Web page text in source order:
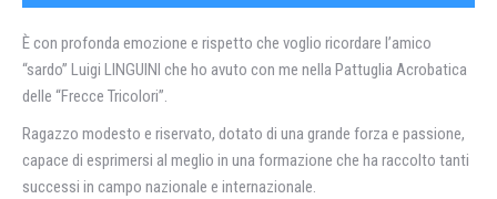
È con profonda emozione e rispetto che voglio ricordare l’amico
“sardo” Luigi LINGUINI che ho avuto con me nella Pattuglia Acrobatica
delle “Frecce Tricolori”.
Ragazzo modesto e riservato, dotato di una grande forza e passione,
capace di esprimersi al meglio in una formazione che ha raccolto tanti
successi in campo nazionale e internazionale.